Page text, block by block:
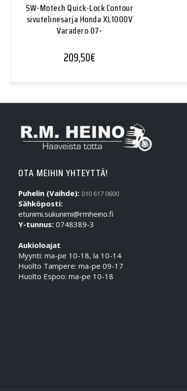
SW-Motech Quick-Lock Contour
sivutelinesarja Honda XL1000V
Varadero 07-
209,50€
OTA MEIHIN YHTEYTTÄ!
Puhelin (Vaihde): 010 617 0600
Sähköposti:
etunimi.sukunimi@rmheino.fi
Y-tunnus: 0748389-3
Aukioloajat
Myynti: ma-pe 10-18, la 10-14
Huolto Tampere: ma-pe 09-17
Huolto Espoo: ma-pe 10-18